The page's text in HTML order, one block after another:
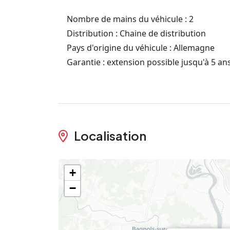
Nombre de mains du véhicule : 2
Distribution : Chaine de distribution
Pays d'origine du véhicule : Allemagne
Garantie : extension possible jusqu'à 5
Localisation
+
−